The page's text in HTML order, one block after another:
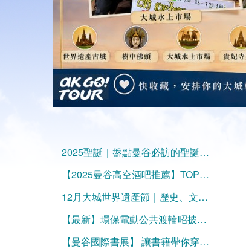
2025聖誕｜盤點曼谷必訪的聖誕樹與節慶景點
【2025曼谷高空酒吧推薦】TOP10絕美夜景的天際線微醺時光
12月大城世界遺產節｜歷史、文化與涼季旅行泰好玩的曼谷一日遊！
【最新】環保電動公共渡輪昭披耶河上的－Thai Smile Boat
【曼谷國際書展】 讓書籍帶你穿越國界吧